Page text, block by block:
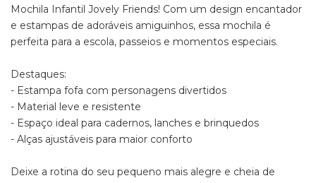
Mochila Infantil Jovely Friends! Com um design encantador
e estampas de adoráveis amiguinhos, essa mochila é
perfeita para a escola, passeios e momentos especiais.
Destaques:
- Estampa fofa com personagens divertidos
- Material leve e resistente
- Espaço ideal para cadernos, lanches e brinquedos
- Alças ajustáveis para maior conforto
Deixe a rotina do seu pequeno mais alegre e cheia de